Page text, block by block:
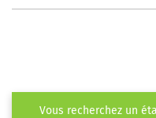
Vous recherchez un